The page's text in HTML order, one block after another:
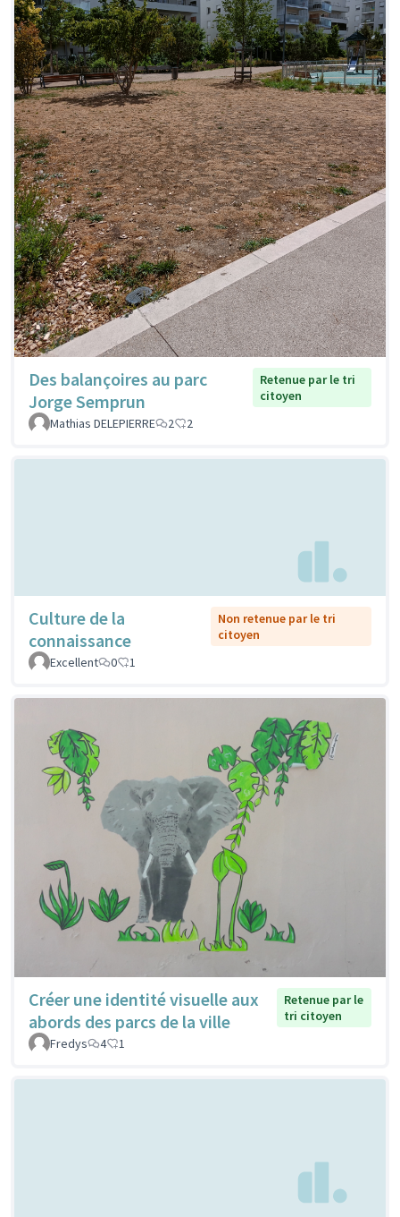
Des balançoires au parc
Jorge Semprun
Retenue par le tri
citoyen
Mathias DELEPIERRE
2 2
Culture de la
connaissance
Non retenue par le tri
citoyen
Excellent
0 1
Créer une identité visuelle aux
abords des parcs de la ville
Retenue par le
tri citoyen
Fredys
4 1